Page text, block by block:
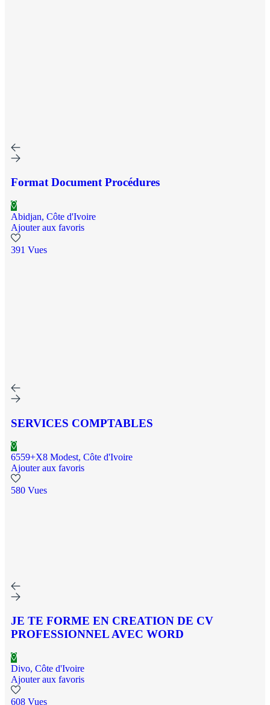
Format Document Procédures
Abidjan, Côte d'Ivoire
Ajouter aux favoris
391 Vues
SERVICES COMPTABLES
6559+X8 Modest, Côte d'Ivoire
Ajouter aux favoris
580 Vues
JE TE FORME EN CREATION DE CV
PROFESSIONNEL AVEC WORD
Divo, Côte d'Ivoire
Ajouter aux favoris
608 Vues